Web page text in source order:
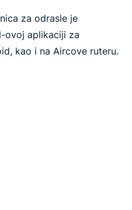
za odrasle je
ovoj aplikaciji za
kao i na Aircove ruteru.